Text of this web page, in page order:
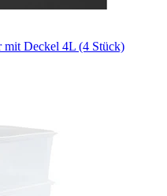
mit Deckel 4L (4 Stück)